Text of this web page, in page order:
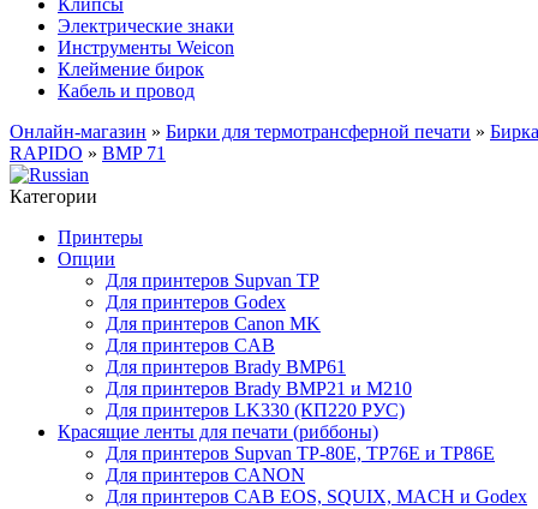
Клипсы
Электрические знаки
Инструменты Weicon
Клеймение бирок
Кабель и провод
Онлайн-магазин » Бирки для термотрансферной печати » Бирка
RAPIDO » BMP 71
Категории
Принтеры
Опции
Для принтеров Supvan TP
Для принтеров Godex
Для принтеров Canon MK
Для принтеров CAB
Для принтеров Brady BMP61
Для принтеров Brady BMP21 и M210
Для принтеров LK330 (КП220 РУС)
Красящие ленты для печати (риббоны)
Для принтеров Supvan TP-80E, TP76E и TP86E
Для принтеров CANON
Для принтеров CAB EOS, SQUIX, MACH и Godex